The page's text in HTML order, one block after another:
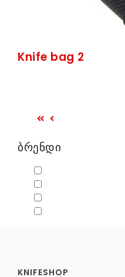
Knife bag 2
ბრენდი
KNIFESHOP